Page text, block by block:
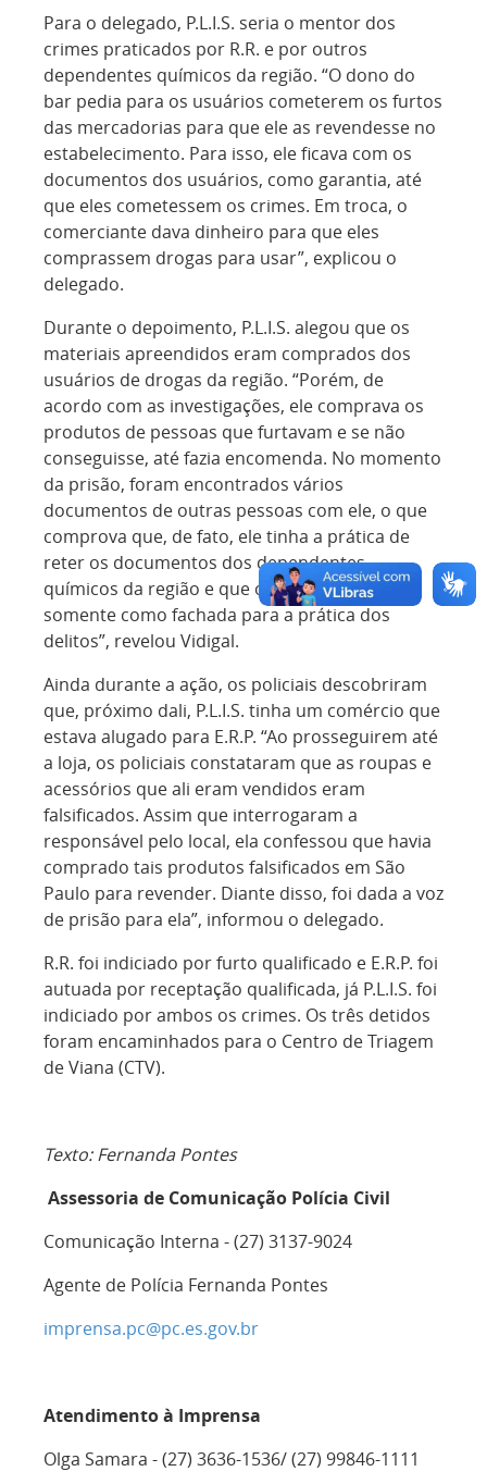
Para o delegado, P.L.I.S. seria o mentor dos
crimes praticados por R.R. e por outros
dependentes químicos da região. “O dono do
bar pedia para os usuários cometerem os furtos
das mercadorias para que ele as revendesse no
estabelecimento. Para isso, ele ficava com os
documentos dos usuários, como garantia, até
que eles cometessem os crimes. Em troca, o
comerciante dava dinheiro para que eles
comprassem drogas para usar”, explicou o
delegado.
Durante o depoimento, P.L.I.S. alegou que os
materiais apreendidos eram comprados dos
usuários de drogas da região. “Porém, de
acordo com as investigações, ele comprava os
produtos de pessoas que furtavam e se não
conseguisse, até fazia encomenda. No momento
da prisão, foram encontrados vários
documentos de outras pessoas com ele, o que
comprova que, de fato, ele tinha a prática de
reter os documentos dos dependentes
químicos da região e que o bar era usado
somente como fachada para a prática dos
delitos”, revelou Vidigal.
Ainda durante a ação, os policiais descobriram
que, próximo dali, P.L.I.S. tinha um comércio que
estava alugado para E.R.P. “Ao prosseguirem até
a loja, os policiais constataram que as roupas e
acessórios que ali eram vendidos eram
falsificados. Assim que interrogaram a
responsável pelo local, ela confessou que havia
comprado tais produtos falsificados em São
Paulo para revender. Diante disso, foi dada a voz
de prisão para ela”, informou o delegado.
R.R. foi indiciado por furto qualificado e E.R.P. foi
autuada por receptação qualificada, já P.L.I.S. foi
indiciado por ambos os crimes. Os três detidos
foram encaminhados para o Centro de Triagem
de Viana (CTV).
Texto: Fernanda Pontes
Assessoria de Comunicação Polícia Civil
Comunicação Interna - (27) 3137-9024
Agente de Polícia Fernanda Pontes
imprensa.pc@pc.es.gov.br
Atendimento à Imprensa
Olga Samara - (27) 3636-1536/ (27) 99846-1111